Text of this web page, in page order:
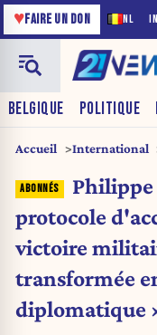
NL
♥FAIRE UN DON
BELGIQUE POLITIQUE
Accueil International
Philippe
protocole
victoire
transformée
diplomatique